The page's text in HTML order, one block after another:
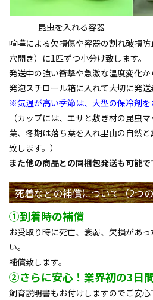
昆虫を入れる容器
喧嘩による欠損傷や容器の割れ破損
穴開き）に1匹ずつ小分け致します。
発送中の強い衝撃や急激な温度変化
発泡スチロール箱に入れて大切に発送
※気温が高い季節は、大型の保冷剤を
（カップには、エサと敷き材の昆虫
葉、冬期は落ち葉を入れ里山の自然
致します。）
また他の商品との同梱包発送も可能で
死着などの補償について（2つ
①到着時の補償
お受取り時に死亡、衰弱、欠損があ
い。
補償致します。
②さらに安心！業界初の3日
飼育説明書もお付けしますのでご安心